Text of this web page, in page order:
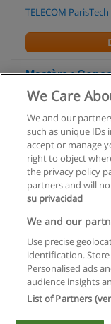
TELECOM ParisTech
Mastère :
systèmes
Copyright ©
We Care
We and our
such as unique IDs
accept or manage
right to object
the privacy policy
partners and will
su privacidad
We and our
Use precise
identification.
Personalised ads
audience insights
List of Partners